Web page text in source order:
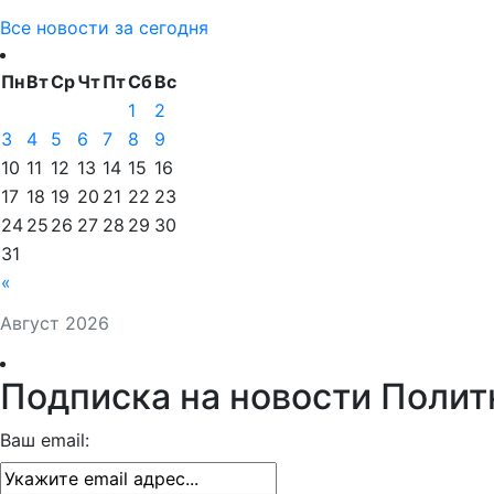
Все новости за сегодня
Август 2026
ПнВтСрЧтПтСбВс
«
1
2
3
4 5 6 7 8
9
10 11 12 13 14 15 16
17 18 19 20 21 22 23
24 25 26 27 28 29 30
31
Подписка на новости
Ваш email: